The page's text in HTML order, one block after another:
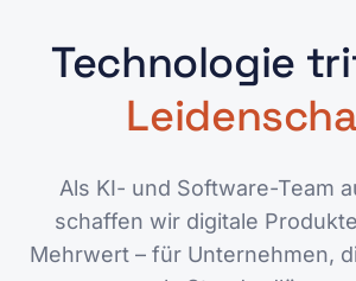
Technologie
Als KI- und Software-Team
schaffen wir digitale
Mehrwert – für Unternehmen,